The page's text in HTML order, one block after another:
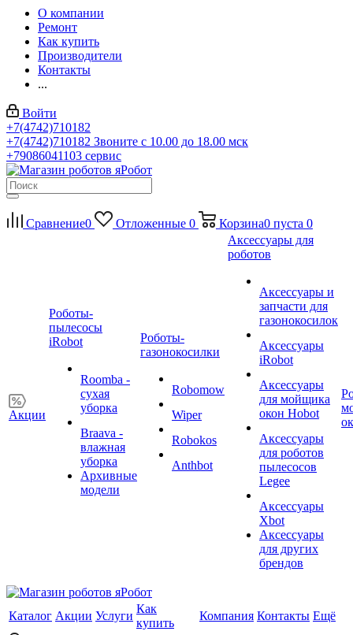
О компании
Ремонт
Как купить
Производители
Контакты
...
Войти
+7(4742)710182
+7(4742)710182 Звоните с 10.00 до 18.00 мск
+79086041103 сервис
Сравнение0 Отложенные 0 Корзина0 пуста 0
Акции
Роботы-
пылесосы
iRobot
Roomba -
сухая
уборка
Braava -
влажная
уборка
Архивные
модели
Роботы-
газонокосилки
Robomow
Wiper
Robokos
Anthbot
Аксессуары для
роботов
Аксессуары и
запчасти для
газонокосилок
Аксессуары
iRobot
Аксессуары
для мойщика
окон Hobot
Аксессуары
для роботов
пылесосов
Legee
Аксессуары
Xbot
Аксессуары
для других
брендов
Каталог Акции Услуги
Как
купить
Компания Контакты Ещё